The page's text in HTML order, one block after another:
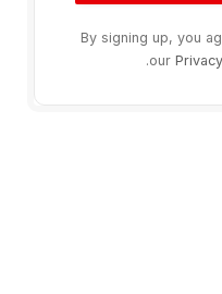
By signing up, you
our